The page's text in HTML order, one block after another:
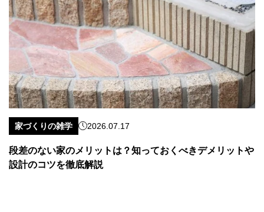
家づくりの雑学 2026.07.17
段差のない家のメリットは？知っておくべきデメリットや
設計のコツを徹底解説